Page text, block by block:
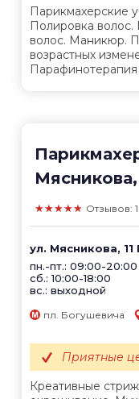
Парикмахерские
Полировка
волос. Маникюр.
возрастных
Парафинотерапия
Мясникова,
★★★★★ Отзывов: 1
ул. Мясникова, 11
пн.-пт.: 09:00-20:00
сб.: 10:00-18:00
вс.: выходной
пл. Богушевича
Креативные
Приятные